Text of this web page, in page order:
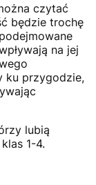
czytać
będzie trochę
na jej
ku przygodzie,
lubią
1-4.